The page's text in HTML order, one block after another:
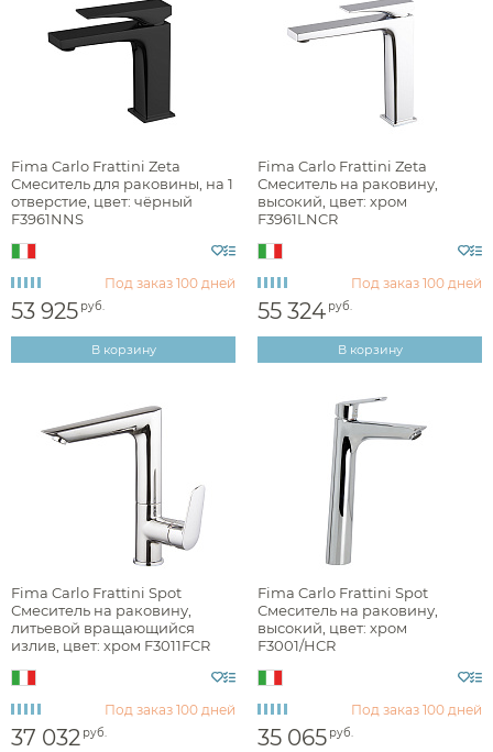
на раковину или столешницу
Управление
Донный клапан
Отверстия для монтажа
Высота излива, см
Fima Carlo Frattini Zeta
Смеситель для раковины, на 1
отверстие, цвет: чёрный
F3961NNS
Под заказ 100 дней
53 925 руб.
В корзину
Fima Carlo Frattini Zeta
Смеситель на раковину,
высокий, цвет: хром
F3961LNCR
Под заказ 100 дней
55 324 руб.
В корзину
Fima Carlo Frattini Spot
Смеситель на раковину,
литьевой вращающийся
излив, цвет: хром F3011FCR
Под заказ 100 дней
37 032 руб.
Fima Carlo Frattini Spot
Смеситель на раковину,
высокий, цвет: хром
F3001/HCR
Под заказ 100 дней
35 065 руб.